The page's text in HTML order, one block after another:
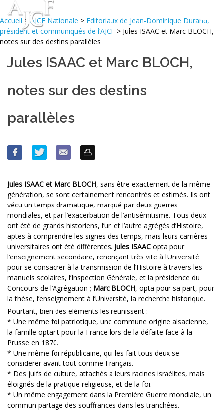
Accueil >AJCF Nationale > Editoriaux de Jean-Dominique Durand,
président et communiqués de l’AJCF > Jules ISAAC et Marc BLOCH,
notes sur des destins parallèles
Jules ISAAC et Marc BLOCH,
notes sur des destins
parallèles
Jules ISAAC et Marc BLOCH, sans être exactement de la même
génération, se sont certainement rencontrés et estimés. Ils ont
vécu un temps dramatique, marqué par deux guerres
mondiales, et par l’exacerbation de l’antisémitisme. Tous deux
ont été de grands historiens, l’un et l’autre agrégés d’Histoire,
aptes à comprendre les signes des temps, mais leurs carrières
universitaires ont été différentes. Jules ISAAC opta pour
l’enseignement secondaire, renonçant très vite à l’Université
pour se consacrer à la transmission de l’Histoire à travers les
manuels scolaires, l’Inspection Générale, et la présidence du
Concours de l’Agrégation ; Marc BLOCH, opta pour sa part, pour
la thèse, l’enseignement à l’Université, la recherche historique.
Pourtant, bien des éléments les réunissent :
* Une même foi patriotique, une commune origine alsacienne,
la famille optant pour la France lors de la défaite face à la
Prusse en 1870.
* Une même foi républicaine, qui les fait tous deux se
considérer avant tout comme Français.
* Des juifs de culture, attachés à leurs racines israélites, mais
éloignés de la pratique religieuse, et de la foi.
* Un même engagement dans la Première Guerre mondiale, un
commun partage des souffrances dans les tranchées.